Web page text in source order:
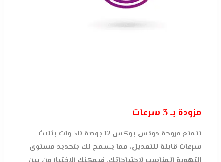
مزودة بـ 3 سرعات
تتمتع مروحة دوتس بوكس 12 بوصة 50 وات بثلاث
سرعات قابلة للتعديل، مما يسمح لك بتحديد مستوى